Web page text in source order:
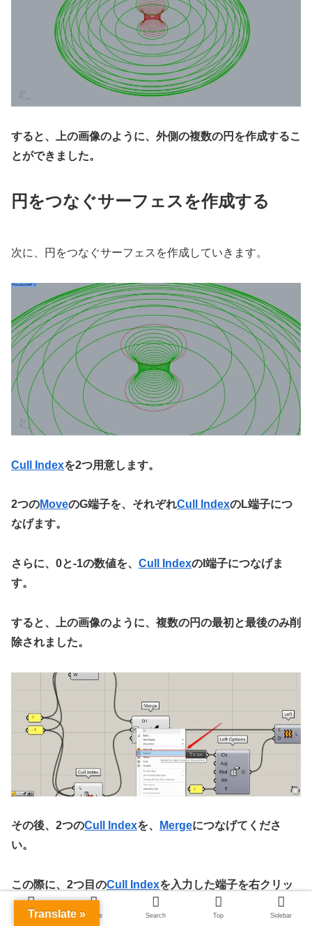
すると、上の画像のように、外側の複数の円を作成するこ
とができました。
円をつなぐサーフェスを作成する
次に、円をつなぐサーフェスを作成していきます。
Cull Indexを2つ用意します。
2つのMoveのG端子を、それぞれCull IndexのL端子につ
なげます。
さらに、0と-1の数値を、 Cull IndexのI端子につなげま
す。
すると、上の画像のように、複数の円の最初と最後のみ削
除されました。
その後、2つのCull Indexを、 Mergeにつなげてくださ
い。
この際に、2つ目のCull Indexを入力した端子を右クリッ
クし、Reverseに設定してください。
Menu Home Search Top Sidebar
Translate »